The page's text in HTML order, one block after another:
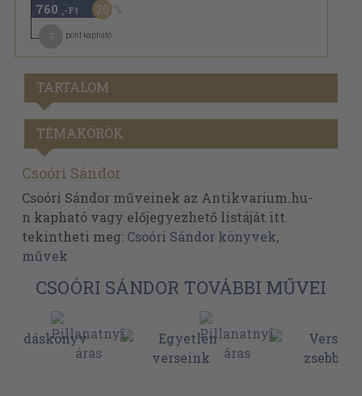
760 ,-Ft 20
pont kapható
TARTALOM
TÉMAKÖRÖK
Csoóri Sándor
Csoóri Sándor műveinek az Antikvarium.hu-
n kapható vagy előjegyezhető listáját itt
tekintheti meg: Csoóri Sándor könyvek,
művek
CSOÓRI SÁNDOR TOVÁBBI MŰVEI